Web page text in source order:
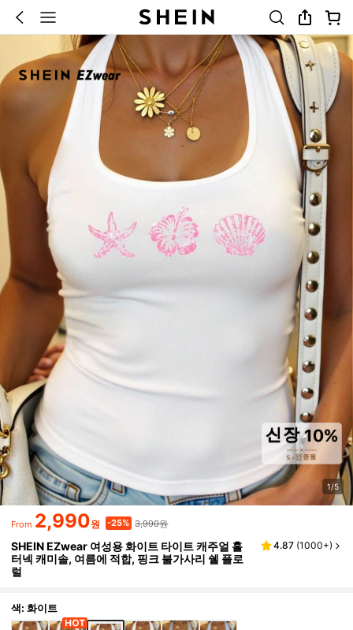
1/5
From 2,990원 -25% 3,990원
SHEIN EZwear 여성용 화이트 타이트 캐주얼 홀
터넥 캐미솔, 여름에 적합, 핑크 불가사리 쉘 플로
럴
4.87 (1000+)
색: 화이트